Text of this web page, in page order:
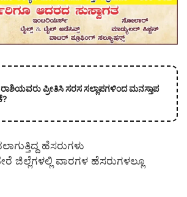
ಪ್ರೀತಿಸಿ ಸರಸ ಸಲ್ಲಾಪಗಳಿಂದ ಮನಸ್ತಾಪ
ಹೆಸರುಗಳು
ಜಿಲ್ಲೆಗಳಲ್ಲಿ ವಾರಗಳ ಹೆಸರುಗಳಲ್ಲೂ